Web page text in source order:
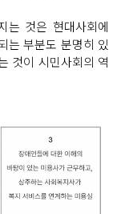
는 것은 현대사회에
는 부분도 분명히 있
것이 시민사회의 역